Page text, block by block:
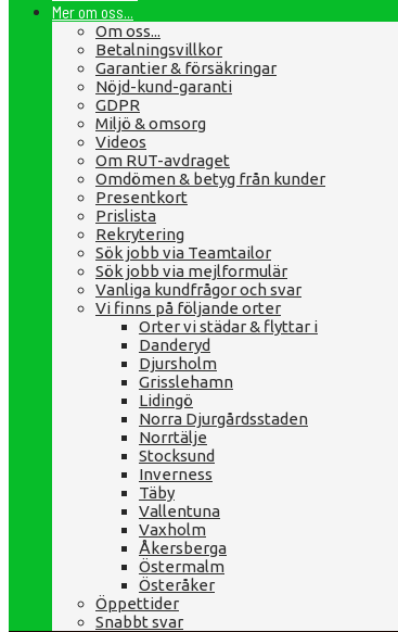
Mer om oss...
Om oss...
Betalningsvillkor
Garantier & försäkringar
Nöjd-kund-garanti
GDPR
Miljö & omsorg
Videos
Om RUT-avdraget
Omdömen & betyg från kunder
Presentkort
Prislista
Rekrytering
Sök jobb via Teamtailor
Sök jobb via mejlformulär
Vanliga kundfrågor och svar
Vi finns på följande orter
Orter vi städar & flyttar i
Danderyd
Djursholm
Grisslehamn
Lidingö
Norra Djurgårdsstaden
Norrtälje
Stocksund
Inverness
Täby
Vallentuna
Vaxholm
Åkersberga
Östermalm
Österåker
Öppettider
Snabbt svar